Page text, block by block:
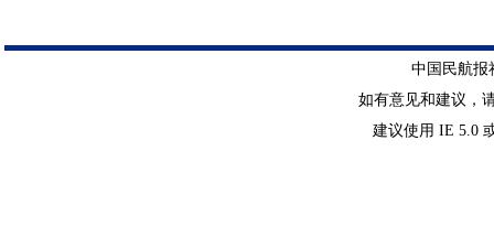
中国民航报
如有意见和建议，
建议使用 IE 5.0